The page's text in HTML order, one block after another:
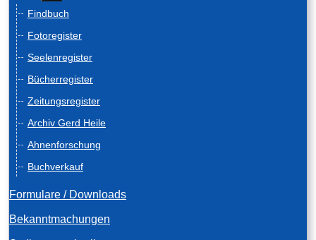
Findbuch
Fotoregister
Seelenregister
Bücherregister
Zeitungsregister
Archiv Gerd Heile
Ahnenforschung
Buchverkauf
Formulare / Downloads
Bekanntmachungen